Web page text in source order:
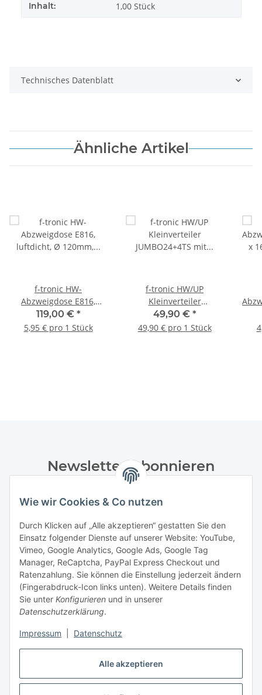
Alle akzeptieren
Wie wir Cookies & Co nutzen
Durch Klicken auf „Alle akzeptieren“ gestatten Sie den
Einsatz folgender Dienste auf unserer Website: YouTube,
Vimeo, Google Analytics, Google Ads, Google Tag
Manager, ReCaptcha, PayPal Express Checkout und
Ratenzahlung. Sie können die Einstellung jederzeit ändern
(Fingerabdruck-Icon links unten). Weitere Details finden
Sie unter Konfigurieren und in unserer
Datenschutzerklärung.
Impressum Datenschutz
Inhalt: 1,00 Stück
Technisches Datenblatt
Ähnliche Artikel
f-tronic HW-
Abzweigdose E816,
luftdicht, Ø 120mm,
65mm tief, 20 Stück
119,00 € *
5,95 € pro 1 Stück
f-tronic HW/UP
Kleinverteiler
JUMBO24+4TS mit
Traggerüst, 2-reihig
49,90 € *
49,90 € pro 1 Stück
Newsletter Abonnieren
Datenschutzerklärungregelmäßig und jederzeit widerruflich
Abonnieren
Informationen
Gesetzliche Informationen
Vertrag widerrufen